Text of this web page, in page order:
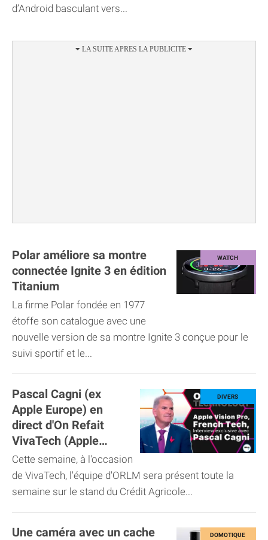
d’Android basculant vers...
Polar améliore sa montre
connectée Ignite 3 en édition
Titanium
La firme Polar fondée en 1977
étoffe son catalogue avec une
nouvelle version de sa montre Ignite 3 conçue pour le
suivi sportif et le...
Pascal Cagni (ex
Apple Europe) en
direct d'On Refait
VivaTech (Apple
Vision Pro, French
Tech...)
Cette semaine, à l'occasion
de VivaTech, l'équipe d'ORLM sera présent toute la
semaine sur le stand du Crédit Agricole...
Une caméra avec un cache